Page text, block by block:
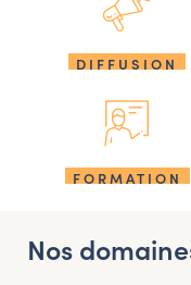
DIFFUSION
FORMATION
Nos